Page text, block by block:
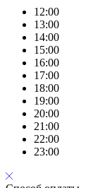
12:00
13:00
14:00
15:00
16:00
17:00
18:00
19:00
20:00
21:00
22:00
23:00